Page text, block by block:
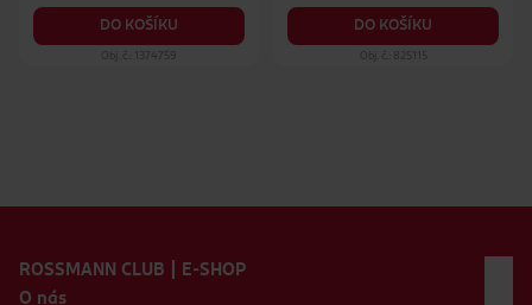
DO KOŠÍKU
Obj. č.: 1374759
DO KOŠÍKU
Obj. č.: 825115
ROSSMANN CLUB | E-SHOP
O nás